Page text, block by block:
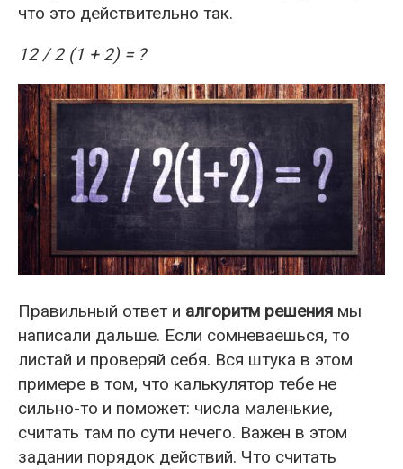
что это действительно так.
12 / 2 (1 + 2) = ?
Правильный ответ и алгоритм решения мы
написали дальше. Если сомневаешься, то
листай и проверяй себя. Вся штука в этом
примере в том, что калькулятор тебе не
сильно-то и поможет: числа маленькие,
считать там по сути нечего. Важен в этом
задании порядок действий. Что считать